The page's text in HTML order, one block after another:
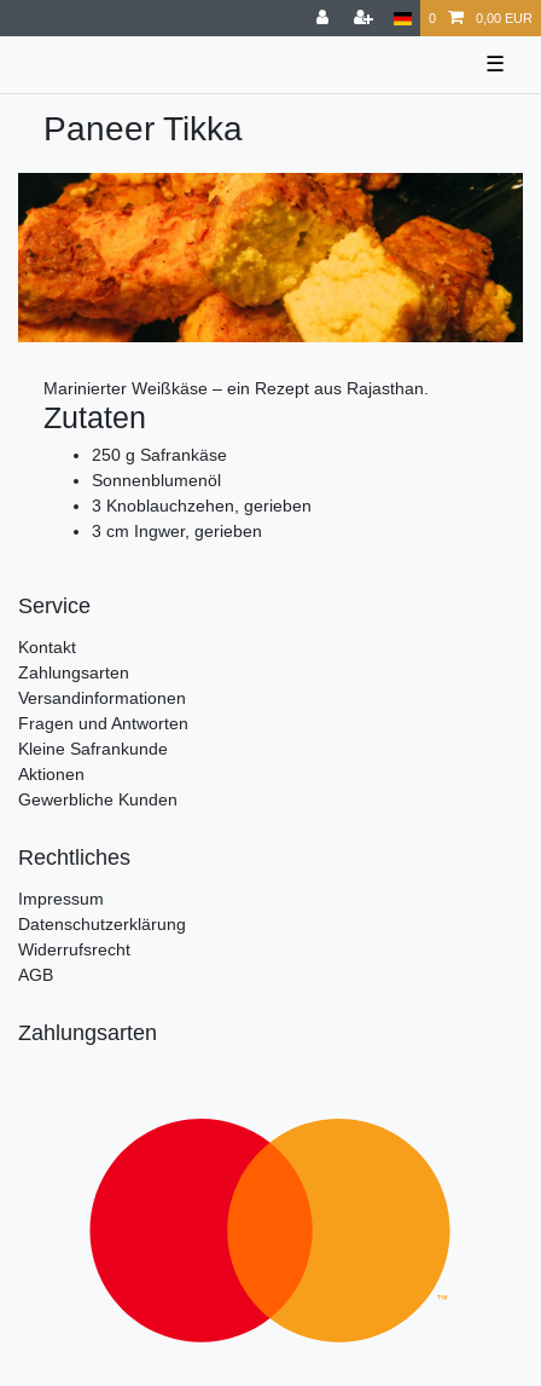
0 0,00 EUR
☰
Paneer Tikka
Marinierter Weißkäse – ein Rezept aus Rajasthan.
Zutaten
250 g Safrankäse
Sonnenblumenöl
3 Knoblauchzehen, gerieben
3 cm Ingwer, gerieben
Service
Kontakt
Zahlungsarten
Versandinformationen
Fragen und Antworten
Kleine Safrankunde
Aktionen
Gewerbliche Kunden
Rechtliches
Impressum
Datenschutzerklärung
Widerrufsrecht
AGB
Zahlungsarten